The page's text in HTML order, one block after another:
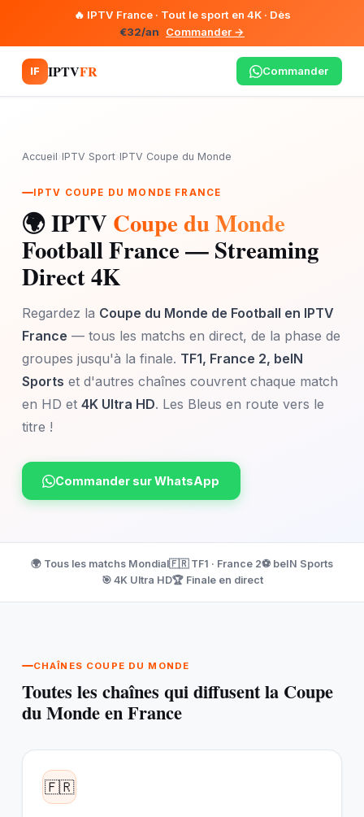
🔥 IPTV France · Tout le sport en 4K · Dès
€32/an
Commander →
IF IPTVFR Commander
Accueil› IPTV Sport› IPTV Coupe du Monde
IPTV COUPE DU MONDE FRANCE
🌍 IPTVCoupe du Monde
Football France — Streaming
Direct 4K
Regardez la Coupe du Monde de Football en IPTV
France — tous les matchs en direct, de la phase de
groupes jusqu'à la finale. TF1, France 2, beIN
Sports et d'autres chaînes couvrent chaque match
en HD et 4K Ultra HD. Les Bleus en route vers le
titre !
Commander sur WhatsApp
🌍 Tous les matchs Mondial🇫🇷 TF1 · France 2⚽ beIN Sports
🎯 4K Ultra HD🏆 Finale en direct
CHAÎNES COUPE DU MONDE
Toutes les chaînes qui diffusent la Coupe
du Monde en France
🇫🇷